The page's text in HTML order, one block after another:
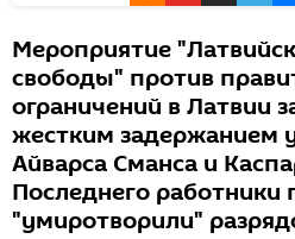
Мероприятие
свободы" против
ограничений в Латвии
жестким задержанием
Айварса Сманса и
Последнего работники
"умиротворили"